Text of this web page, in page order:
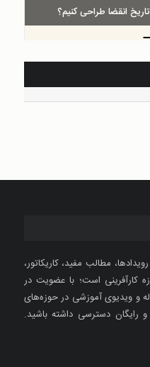
انقضا طراحی کنیم؟
مطالب مفید، کاریکاتور،
کارآفرینی است؛ با عضویت در
می‌توانید به بیش از ۵۰۰ مقاله و ویدیوی آموزشی در حوزه‌های
دسترسی داشته باشید.